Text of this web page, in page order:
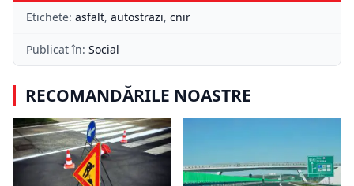
Etichete: asfalt, autostrazi, cnir
Publicat în: Social
RECOMANDĂRILE NOASTRE